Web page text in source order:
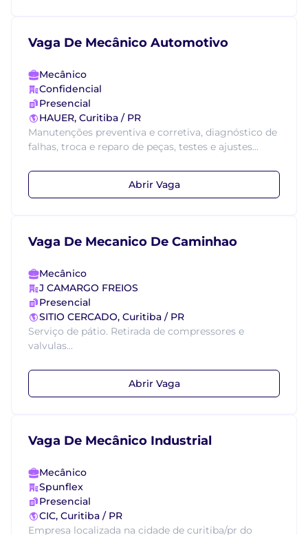
Vaga De Mecânico Automotivo
Mecânico
Confidencial
Presencial
HAUER, Curitiba / PR
Manutenções preventiva e corretiva, diagnóstico de
falhas, troca e reparo de peças, testes e ajustes...
Abrir Vaga
Vaga De Mecanico De Caminhao
Mecânico
J CAMARGO FREIOS
Presencial
SITIO CERCADO, Curitiba / PR
Serviço de pátio. Retirada de compressores e
valvulas...
Abrir Vaga
Vaga De Mecânico Industrial
Mecânico
Spunflex
Presencial
CIC, Curitiba / PR
Empresa localizada na cidade de curitiba/pr do